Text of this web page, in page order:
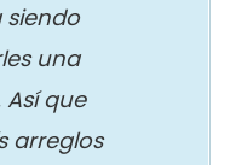
siendo
una
que
arreglos